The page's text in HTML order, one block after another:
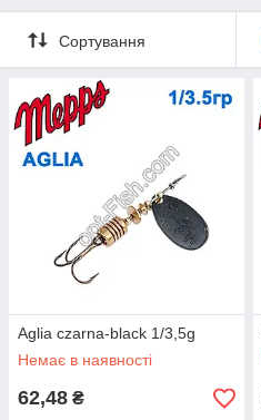
Сортування
Aglia czarna-black 1/3,5g
Немає в наявності
62,48 ₴